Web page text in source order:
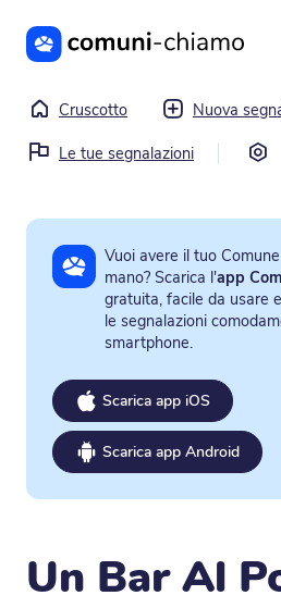
Vai al contenuto principale
Cruscotto Nuova
Le tue segnalazioni
Vuoi avere il tuo
mano? Scarica l'app
gratuita, facile da usare
le segnalazioni
smartphone.
Scarica app iOS
Scarica app Android
Un Bar Al